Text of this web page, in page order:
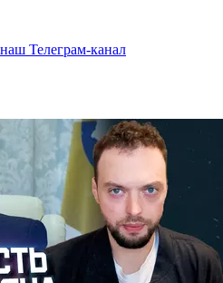
Телеграм-канал